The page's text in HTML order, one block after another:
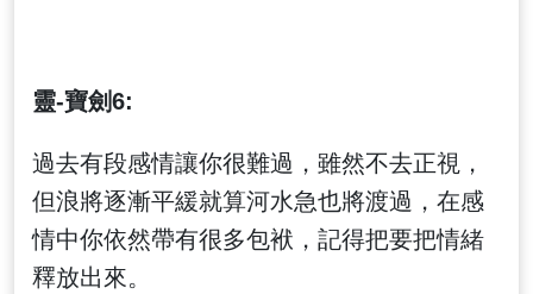
靈-寶劍6:
過去有段感情讓你很難過，雖然不去正視，
但浪將逐漸平緩就算河水急也將渡過，在感
情中你依然帶有很多包袱，記得把要把情緒
釋放出來。